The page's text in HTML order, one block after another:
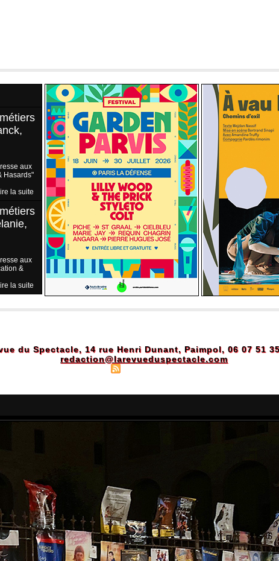
aux
Hasards"
la suite
aux
&
la suite
du Spectacle, 14 rue Henri Dunant, Paimpol, 06 07 51
redaction@larevueduspectacle.com